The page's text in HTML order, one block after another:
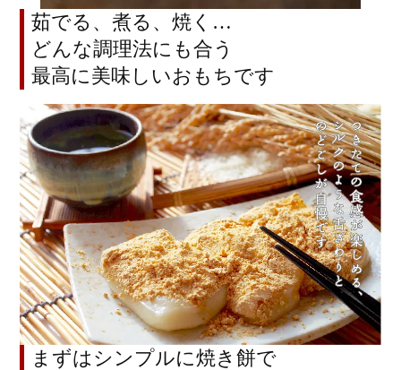
茹でる、煮る、焼く…
どんな調理法にも合う
最高に美味しいおもちです
まずはシンプルに焼き餅で